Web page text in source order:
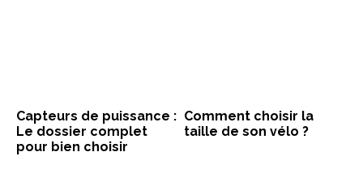
Capteurs de puissance :
Le dossier complet
pour bien choisir
Comment choisir la
taille de son vélo ?